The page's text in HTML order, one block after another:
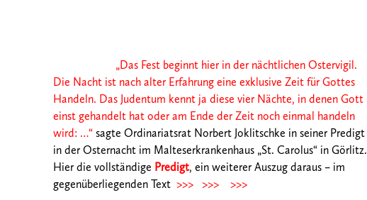
„Das Fest beginnt hier in der nächtlichen Ostervigil.
Die Nacht ist nach alter Erfahrung eine exklusive Zeit für Gottes
Handeln. Das Judentum kennt ja diese vier Nächte, in denen Gott
einst gehandelt hat oder am Ende der Zeit noch einmal handeln
wird: …“ sagte Ordinariatsrat Norbert Joklitschke in seiner Predigt
in der Osternacht im Malteserkrankenhaus „St. Carolus“ in Görlitz.
Hier die vollständige Predigt, ein weiterer Auszug daraus – im
gegenüberliegenden Text >>> >>> >>>